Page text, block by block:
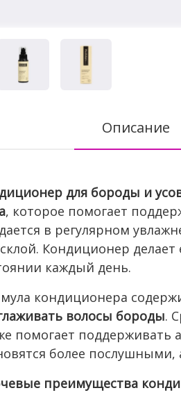
Описание
для бороды и
, которое помогает
в регулярном
Кондиционер
каждый день.
кондиционера
волосы бороды.
помогает
более
преимущества